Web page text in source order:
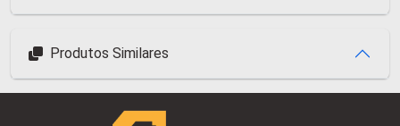
Produtos Similares